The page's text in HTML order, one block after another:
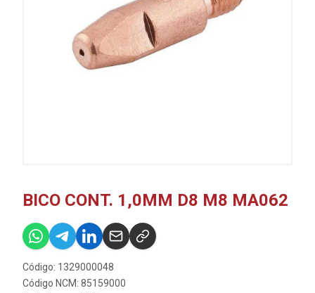
BICO CONT. 1,0MM D8 M8 MA062
Código: 1329000048
Código NCM: 85159000